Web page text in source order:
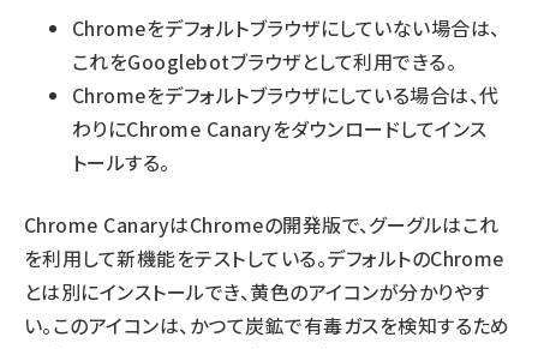
Chromeをデフォルトブラウザにしていない場合は、
これをGooglebotブラウザとして利用できる。
Chromeをデフォルトブラウザにしている場合は、代
わりにChrome Canaryをダウンロードしてインス
トールする。
Chrome CanaryはChromeの開発版で、グーグルはこれ
を利用して新機能をテストしている。デフォルトのChrome
とは別にインストールでき、黄色のアイコンが分かりやす
い。このアイコンは、かつて炭鉱で有毒ガスを検知するため